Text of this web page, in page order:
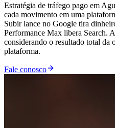
Estratégia de tráfego pago em
cada movimento em uma
Subir lance no Google tira
Performance Max libera Search.
considerando o resultado total da
plataforma.
Fale conosco